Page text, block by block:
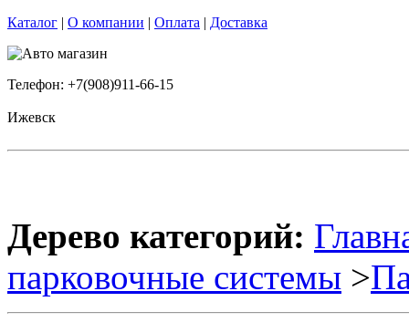
Каталог | О компании | Оплата | Доставка
Телефон: +7(908)911-66-15
Ижевск
Дерево категорий:
парковочные системы >